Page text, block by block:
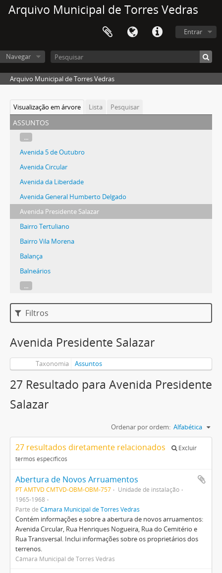
Arquivo Municipal de Torres Vedras
Entrar
Navegar
Arquivo Municipal de Torres Vedras
Visualização em árvore Lista Pesquisar
assuntos
...
Avenida 5 de Outubro
Avenida Circular
Avenida da Liberdade
Avenida General Humberto Delgado
Avenida Presidente Salazar
Bairro Tertuliano
Bairro Vila Morena
Balança
Balneários
...
Filtros
Avenida Presidente Salazar
Taxonomia Assuntos
27 Resultado para Avenida Presidente
Salazar
Ordenar por ordem: Alfabética
27 resultados diretamente relacionados
Excluir
termos específicos
Abertura de Novos Arruamentos
PT AMTVD CMTVD-OBM-OBM-757
Unidade de instalação
1965-1968
Parte de Câmara Municipal de Torres Vedras
Contém informações e sobre a abertura de novos arruamentos:
Avenida Circular, Rua Henriques Nogueira, Rua do Cemitério e
Rua Transversal. Inclui informações sobre os proprietários dos
terrenos.
Câmara Municipal de Torres Vedras